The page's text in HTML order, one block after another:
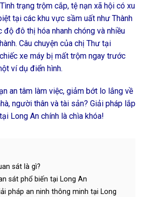
trạng trộm cắp, tệ nạn xã hội có xu
tại các khu vực sầm uất như Thành
độ đô thị hóa nhanh chóng và nhiều
Câu chuyện của chị Thư tại
xe máy bị mất trộm ngay trước
ví dụ điển hình.
an tâm làm việc, giảm bớt lo lắng về
người thân và tài sản? Giải pháp lắp
Long An chính là chìa khóa!
sát là gì?
sát phổ biến tại Long An
pháp an ninh thông minh tại Long